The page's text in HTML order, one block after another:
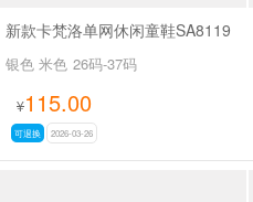
新款卡梵洛单网休闲童鞋SA8119
银色 米色 26码-37码
¥115.00
可退换 2026-03-26